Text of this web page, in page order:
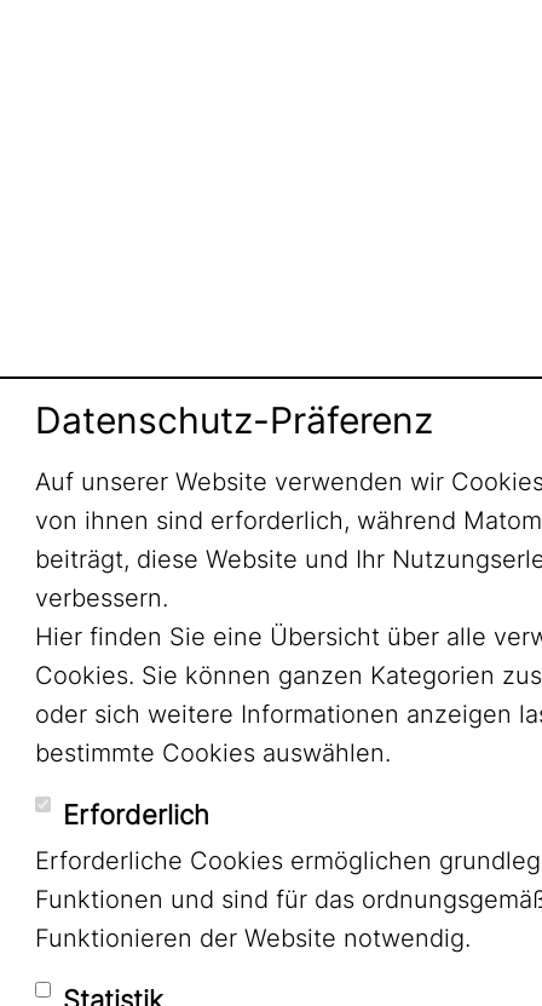
Datenschutz-Präferenz
Auf unserer Website verwenden wir
von ihnen sind erforderlich, während
beiträgt, diese Website und Ihr
verbessern.
Hier finden Sie eine Übersicht über alle
Cookies. Sie können ganzen Kategorien
oder sich weitere Informationen anzeigen
bestimmte Cookies auswählen.
Erforderlich
Erforderliche Cookies ermöglichen
Funktionen und sind für das
Funktionieren der Website notwendig.